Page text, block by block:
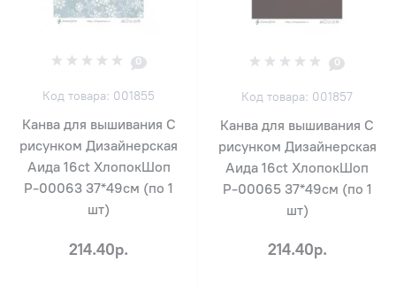
0
Код товара: 001855
Канва для вышивания С
рисунком Дизайнерская
Аида 16ct ХлопокШоп
Р-00063 37*49см (по 1
шт)
214.40р.
0
Код товара: 001857
Канва для вышивания С
рисунком Дизайнерская
Аида 16ct ХлопокШоп
Р-00065 37*49см (по 1
шт)
214.40р.